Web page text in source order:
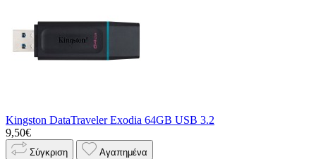
Kingston DataTraveler Exodia 64GB USB 3.2
9,50€
Σύγκριση Αγαπημένα